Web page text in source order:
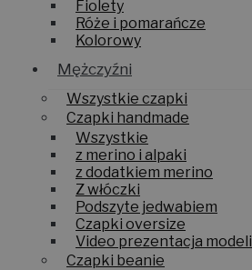
Fiolety
Róże i pomarańcze
Kolorowy
Mężczyźni
Wszystkie czapki
Czapki handmade
Wszystkie
z merino i alpaki
z dodatkiem merino
Z włóczki
Podszyte jedwabiem
Czapki oversize
Video prezentacja modeli
Czapki beanie